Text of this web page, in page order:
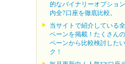
的なバイナリーオプショ
内全7口座を徹底比較。
当サイトで紹介している
ペーンを掲載！たくさん
ペーンから比較検討した
ク！